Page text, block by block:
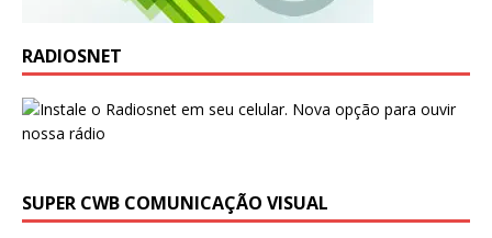
RADIOSNET
SUPER CWB COMUNICAÇÃO VISUAL